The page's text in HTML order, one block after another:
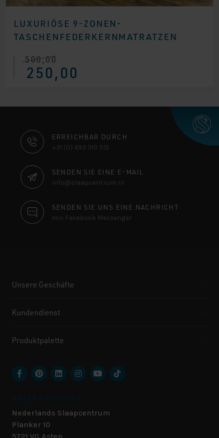
LUXURIÖSE 9-ZONEN-
TASCHENFEDERKERNMATRATZEN
500,00
Ursprünglicher
Preis
war:
250,00
Aktueller
Preis
ist:
KONTAKTINFORMATIONEN
ERREICHBAR DURCH
+31 (0) 493 310 515
SENDEN SIE EINE E-MAIL
info@slaapcentrum.nl
SENDEN SIE UNS EINE NACHRICHT
von Facebook Messenger
Unsere Geschäfte
Kundendienst
Produktpalette
Nederlands Slaapcentrum
Planker 10